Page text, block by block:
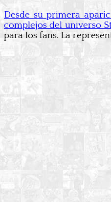
Desde su primera
complejos del universo
para los fans. La